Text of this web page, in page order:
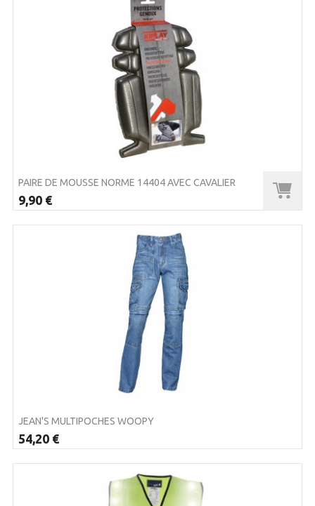
PAIRE DE MOUSSE NORME 14404 AVEC CAVALIER
9,90 €
JEAN'S MULTIPOCHES WOOPY
54,20 €